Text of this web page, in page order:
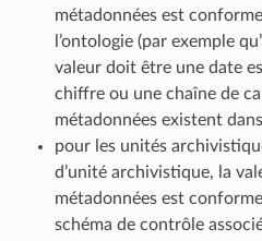
métadonnées est
l’ontologie (par exemple
valeur doit être une date
chiffre ou une chaîne de
métadonnées existent
pour les unités
d’unité archivistique, la
métadonnées est
schéma de contrôle